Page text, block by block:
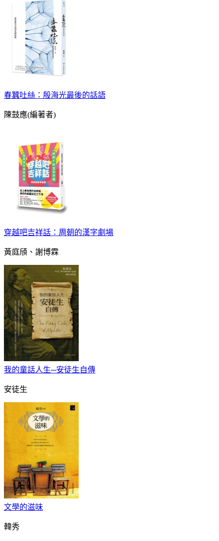
春蠶吐絲：殷海光最後的話語
陳鼓應(編著者)
穿越吧吉祥話：周朝的漢字劇場
黃庭頎、謝博霖
我的童話人生─安徒生自傳
安徒生
文學的滋味
韓秀